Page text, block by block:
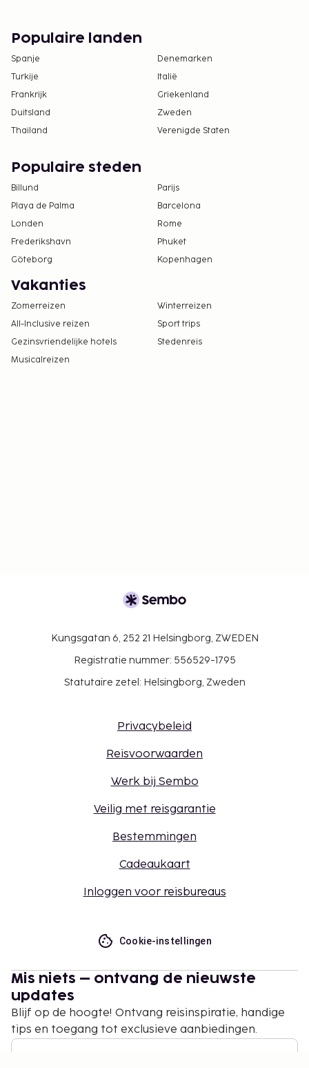
Populaire landen
Spanje
Denemarken
Turkije
Italië
Frankrijk
Griekenland
Duitsland
Zweden
Thailand
Verenigde Staten
Populaire steden
Billund
Parijs
Playa de Palma
Barcelona
Londen
Rome
Frederikshavn
Phuket
Göteborg
Kopenhagen
Vakanties
Zomerreizen
Winterreizen
All-Inclusive reizen
Sport trips
Gezinsvriendelijke hotels
Stedenreis
Musicalreizen
Kungsgatan 6, 252 21 Helsingborg, ZWEDEN
Registratie nummer: 556529-1795
Statutaire zetel: Helsingborg, Zweden
Privacybeleid
Reisvoorwaarden
Werk bij Sembo
Veilig met reisgarantie
Bestemmingen
Cadeaukaart
Inloggen voor reisbureaus
Cookie-instellingen
Mis niets – ontvang de nieuwste
updates
Blijf op de hoogte! Ontvang reisinspiratie, handige
tips en toegang tot exclusieve aanbiedingen.